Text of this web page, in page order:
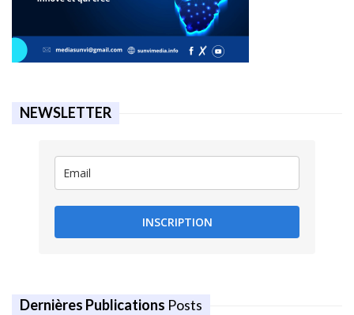
NEWSLETTER
INSCRIPTION
Dernières Publications Posts